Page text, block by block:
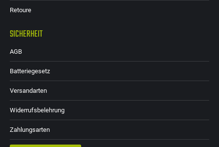
Retoure
SICHERHEIT
AGB
Batteriegesetz
Versandarten
Widerrufsbelehrung
Zahlungsarten